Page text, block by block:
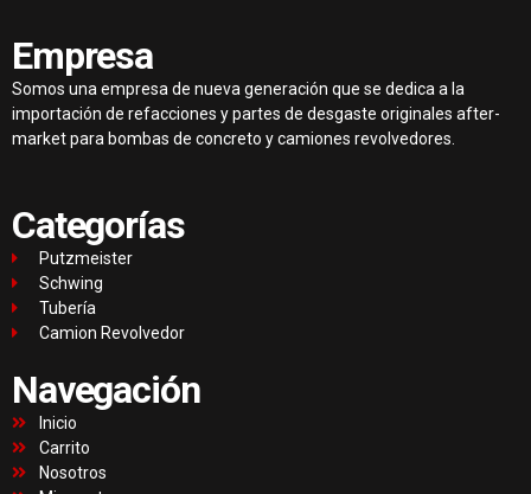
Empresa
Somos una empresa de nueva generación que se dedica a la
importación de refacciones y partes de desgaste originales after-
market para bombas de concreto y camiones revolvedores.
Categorías
Putzmeister
Schwing
Tubería
Camion Revolvedor
Navegación
Inicio
Carrito
Nosotros